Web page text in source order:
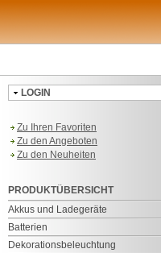
LOGIN
Zu Ihren Favoriten
Zu den Angeboten
Zu den Neuheiten
PRODUKTÜBERSICHT
Akkus und Ladegeräte
Batterien
Dekorationsbeleuchtung